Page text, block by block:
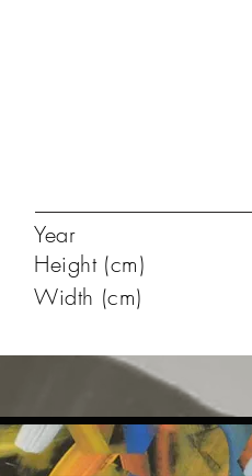
Year
Height (cm)
Width (cm)